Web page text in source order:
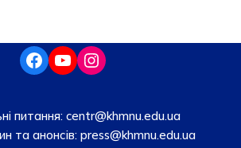
питання: centr@khmnu.edu.ua
та анонсів:press@khmnu.edu.ua